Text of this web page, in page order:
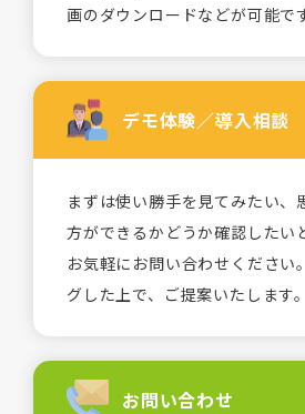
画のダウンロードなどが可能で
デモ体験／導入相談
まずは使い勝手を見てみたい、
方ができるかどうか確認したい
お気軽にお問い合わせください
グした上で、ご提案いたします。
お問い合わせ